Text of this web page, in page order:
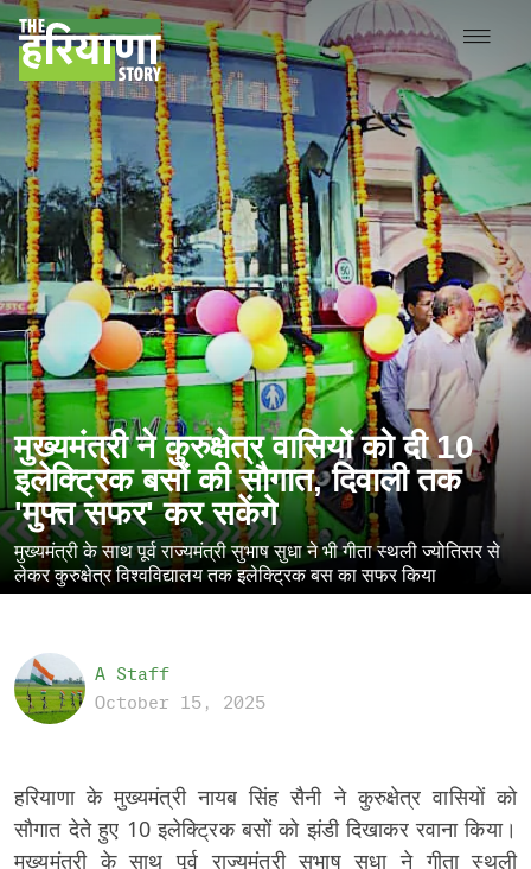
मुख्यमंत्री ने कुरुक्षेत्र वासियों को दी 10
इलेक्ट्रिक बसों की सौगात, दिवाली तक
'मुफ्त सफर' कर सकेंगे
मुख्यमंत्री के साथ पूर्व राज्यमंत्री सुभाष सुधा ने भी गीता स्थली ज्योतिसर से
लेकर कुरुक्षेत्र विश्वविद्यालय तक इलेक्ट्रिक बस का सफर किया
A Staff
October 15, 2025
हरियाणा के मुख्यमंत्री नायब सिंह सैनी ने कुरुक्षेत्र वासियों को
सौगात देते हुए 10 इलेक्ट्रिक बसों को झंडी दिखाकर रवाना किया।
मुख्यमंत्री के साथ पूर्व राज्यमंत्री सुभाष सुधा ने गीता स्थली